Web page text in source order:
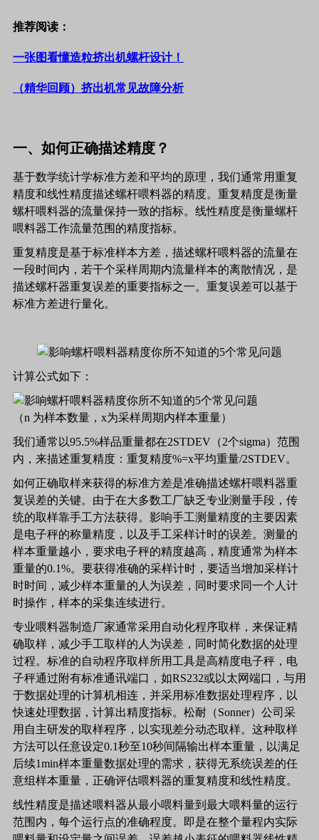
推荐阅读：
一张图看懂造粒挤出机螺杆设计！
（精华回顾）挤出机常见故障分析
一、如何正确描述精度？
基于数学统计学标准方差和平均的原理，我们通常用重复
精度和线性精度描述螺杆喂料器的精度。重复精度是衡量
螺杆喂料器的流量保持一致的指标。线性精度是衡量螺杆
喂料器工作流量范围的精度指标。
重复精度是基于标准样本方差，描述螺杆喂料器的流量在
一段时间内，若干个采样周期内流量样本的离散情况，是
描述螺杆器重复误差的重要指标之一。重复误差可以基于
标准方差进行量化。
计算公式如下：
（n 为样本数量， x为采样周期内样本重量）
我们通常以95.5%样品重量都在2STDEV（2个sigma）范围
内，来描述重复精度：重复精度%=x平均重量/2STDEV。
如何正确取样来获得的标准方差是准确描述螺杆喂料器重
复误差的关键。由于在大多数工厂缺乏专业测量手段，传
统的取样靠手工方法获得。影响手工测量精度的主要因素
是电子秤的称量精度，以及手工采样计时的误差。测量的
样本重量越小，要求电子秤的精度越高，精度通常为样本
重量的0.1%。要获得准确的采样计时，要适当增加采样计
时时间，减少样本重量的人为误差，同时要求同一个人计
时操作，样本的采集连续进行。
专业喂料器制造厂家通常采用自动化程序取样，来保证精
确取样，减少手工取样的人为误差，同时简化数据的处理
过程。标准的自动程序取样所用工具是高精度电子秤，电
子秤通过附有标准通讯端口，如RS232或以太网端口，与用
于数据处理的计算机相连，并采用标准数据处理程序，以
快速处理数据，计算出精度指标。松耐（Sonner）公司采
用自主研发的取样程序，以实现差分动态取样。这种取样
方法可以任意设定0.1秒至10秒间隔输出样本重量，以满足
后续1min样本重量数据处理的需求，获得无系统误差的任
意组样本重量，正确评估喂料器的重复精度和线性精度。
线性精度是描述喂料器从最小喂料量到最大喂料量的运行
范围内，每个运行点的准确程度。即是在整个量程内实际